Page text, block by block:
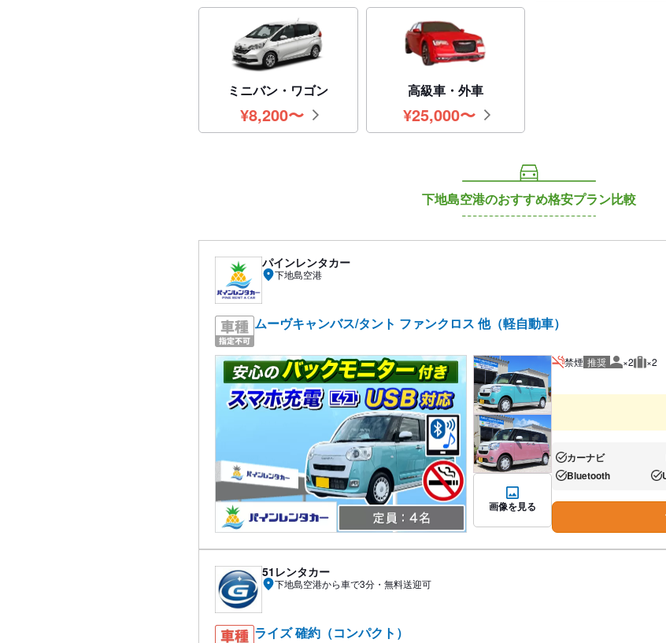
ミニバン・ワゴン
¥8,200円
〜
高級車・外車
¥25,000
円〜
下地島空港のおすすめ格安プラン比較
パインレンタカー
下地島空港
ムーヴキャンバス/タント ファンクロス 他（軽自動車）
画像を見る
禁煙 推奨 推奨人数
×2 推奨
×2
あり:カーナビ な
あり:Bluetooth あ
51レンタカー
下地島空港から車で3分・無料送迎可
ライズ 確約（コンパクト）